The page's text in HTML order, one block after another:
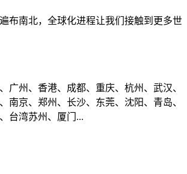
布南北，全球化进程让我们接触到更多世
广州、香港、成都、重庆、杭州、武汉、
南京、郑州、长沙、东莞、沈阳、青岛、
台湾苏州、厦门...